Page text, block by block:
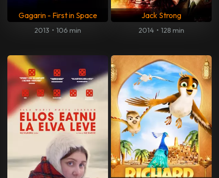
Gagarin - First in Space
2013 • 106 min
Jack Strong
2014 • 128 min